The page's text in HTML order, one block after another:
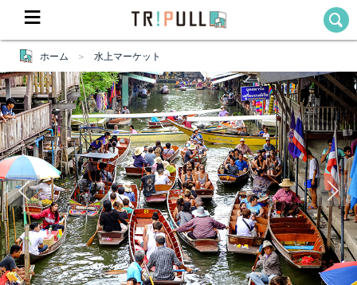
Home
ホーム
Destination
目的地から探す
Theme
テーマから探す
Blog
TRIPULLブログ
About
私たちについて
ホーム 水上マーケット